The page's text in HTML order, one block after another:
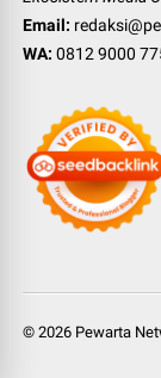
Email:
WA: 0812 9000
©2026 Pewarta